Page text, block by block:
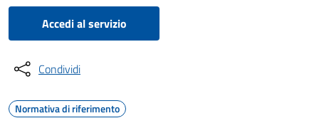
Accedi al servizio
Condividi
Normativa di riferimento